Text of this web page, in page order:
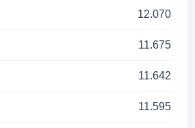
12.070
11.675
11.642
11.595